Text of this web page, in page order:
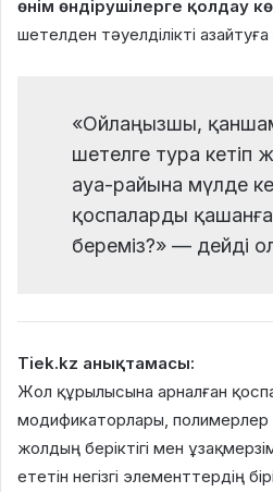
өнім өндірушілерге қолдау
шетелден тәуелділікті
«Ойлаңызшы,
шетелге тура кетіп
ауа-райына мүлде
қоспаларды қашанға
береміз?» — дейді
Tiek.kz анықтамасы:
Жол құрылысына арналған
модификаторлары, полимерлер
жолдың беріктігі мен
ететін негізгі элементтердің